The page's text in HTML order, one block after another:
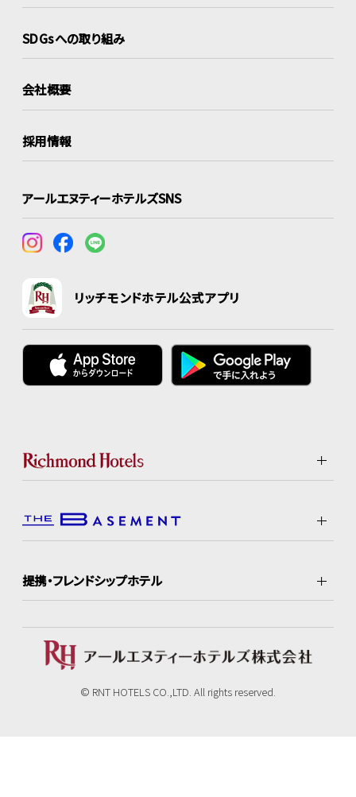
SDGsへの取り組み
会社概要
採用情報
アールエヌティーホテルズSNS
リッチモンドホテル公式アプリ
提携・フレンドシップホテル
© RNT HOTELS CO.,LTD. All rights reserved.